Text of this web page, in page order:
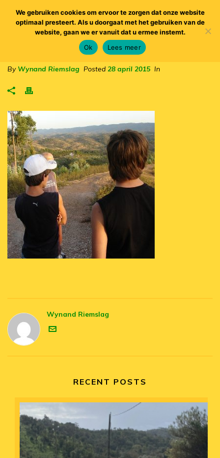
By Wynand Riemslag Posted 28 april 2015 In
Wynand Riemslag
RECENT POSTS
We gebruiken cookies om ervoor te zorgen dat onze website
optimaal presteert. Als u doorgaat met het gebruiken van de
website, gaan we er vanuit dat u ermee instemt.
Ok
Lees meer